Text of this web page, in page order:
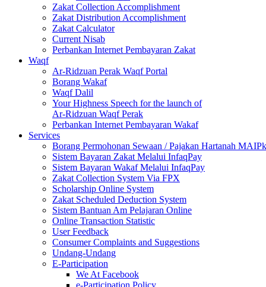
Zakat Collection Accomplishment
Zakat Distribution Accomplishment
Zakat Calculator
Current Nisab
Perbankan Internet Pembayaran Zakat
Waqf
Ar-Ridzuan Perak Waqf Portal
Borang Wakaf
Waqf Dalil
Your Highness Speech for the launch of
Ar-Ridzuan Waqf Perak
Perbankan Internet Pembayaran Wakaf
Services
Borang Permohonan Sewaan / Pajakan Hartanah MAIPk
Sistem Bayaran Zakat Melalui InfaqPay
Sistem Bayaran Wakaf Melalui InfaqPay
Zakat Collection System Via FPX
Scholarship Online System
Zakat Scheduled Deduction System
Sistem Bantuan Am Pelajaran Online
Online Transaction Statistic
User Feedback
Consumer Complaints and Suggestions
Undang-Undang
E-Participation
We At Facebook
e-Participation Policy